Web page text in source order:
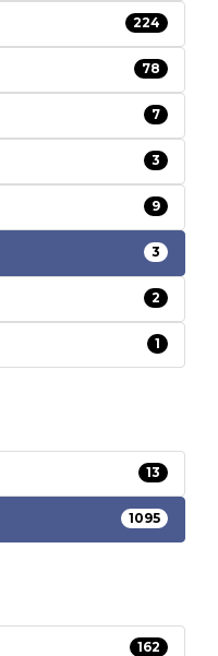
224
78
7
3
9
3
2
1
13
1095
162